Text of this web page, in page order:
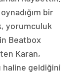
bir
yorumculuk
Beatbox
Karan,
haline geldiğini